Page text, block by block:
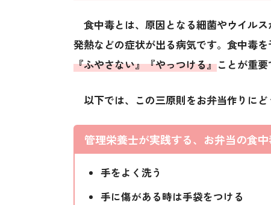
食中毒とは、原因となる細菌やウイル
発熱などの症状が出る病気です。食中毒
『ふやさない』『やっつける』ことが重要
以下では、この三原則をお弁当作りにど
管理栄養士が実践する、お弁当の食
手をよく洗う
手に傷がある時は手袋をつける